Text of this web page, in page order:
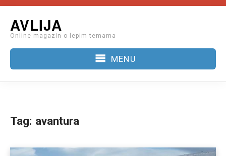
content
AVLIJA
Online magazin o lepim temama
MENU
Tag: avantura